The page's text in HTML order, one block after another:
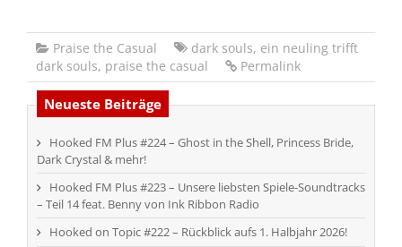
Praise the Casual dark souls, ein neuling trifft
dark souls, praise the casual Permalink
Neueste Beiträge
Hooked FM Plus #224 – Ghost in the Shell, Princess Bride,
Dark Crystal & mehr!
Hooked FM Plus #223 – Unsere liebsten Spiele-Soundtracks
– Teil 14 feat. Benny von Ink Ribbon Radio
Hooked on Topic #222 – Rückblick aufs 1. Halbjahr 2026!